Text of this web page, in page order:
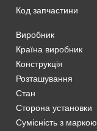
Код запчастини
Виробник
Країна виробник
Конструкція
Розташування
Стан
Сторона установки
Сумісність з маркою